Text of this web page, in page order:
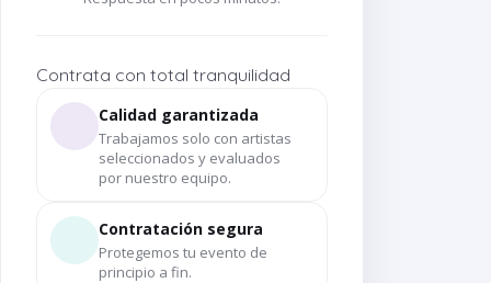
Contrata con total tranquilidad
Calidad garantizada
Trabajamos solo con artistas
seleccionados y evaluados
por nuestro equipo.
Contratación segura
Protegemos tu evento de
principio a fin.